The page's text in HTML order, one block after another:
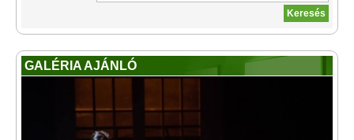
GALÉRIA AJÁNLÓ